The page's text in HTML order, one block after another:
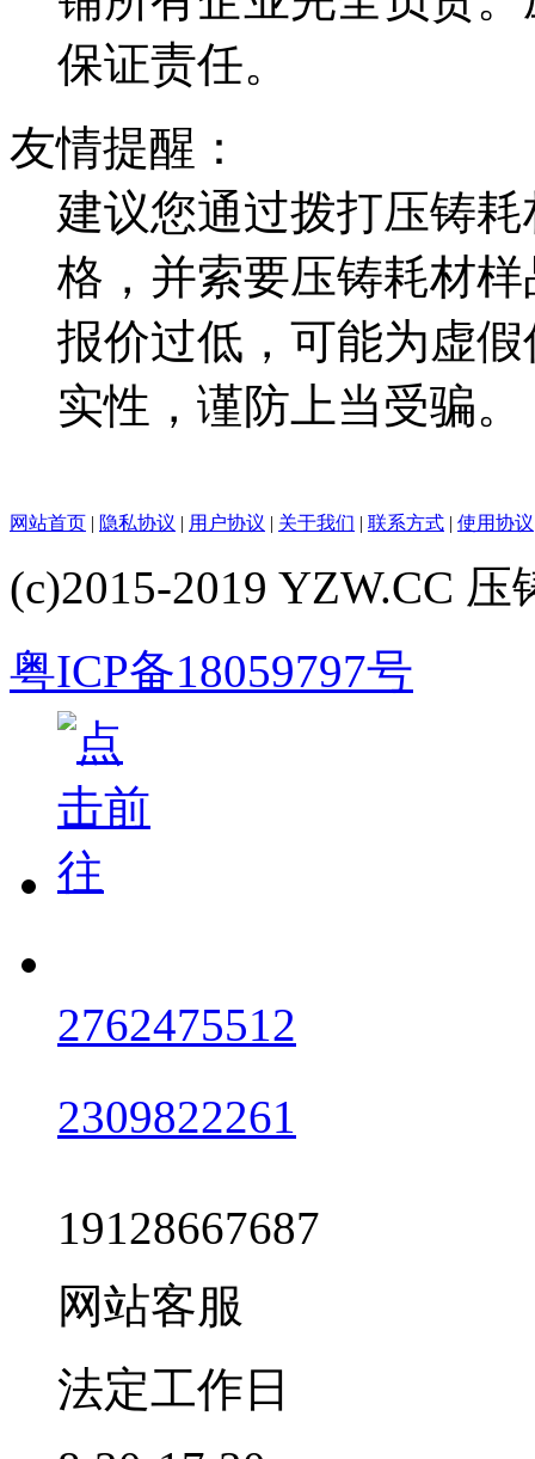
保证责任。
友情提醒：
建议您通过拨打压铸
格，并索要压铸耗材
报价过低，可能为虚
实性，谨防上当受骗。
网站首页 | 隐私协议 | 用户协议 | 关于我们 | 联系方式 | 使用协议
(c)2015-2019 YZW.CC 压
粤ICP备18059797号
2762475512
2309822261
19128667687
网站客服
法定工作日